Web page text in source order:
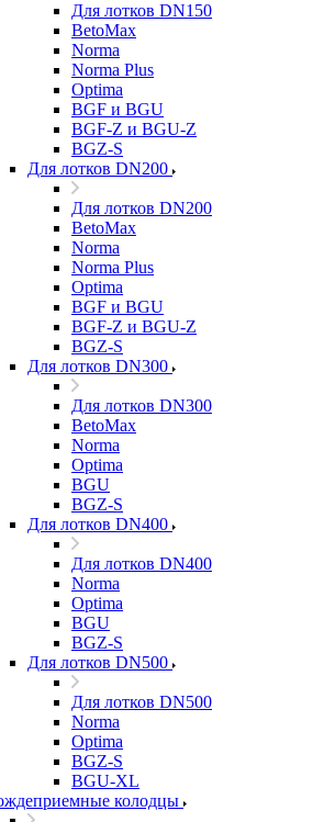
Для лотков DN150
BetoMax
Norma
Norma Plus
Optima
BGF и BGU
BGF-Z и BGU-Z
BGZ-S
Для лотков DN200
Для лотков DN200
BetoMax
Norma
Norma Plus
Optima
BGF и BGU
BGF-Z и BGU-Z
BGZ-S
Для лотков DN300
Для лотков DN300
BetoMax
Norma
Optima
BGU
BGZ-S
Для лотков DN400
Для лотков DN400
Norma
Optima
BGU
BGZ-S
Для лотков DN500
Для лотков DN500
Norma
Optima
BGZ-S
BGU-XL
колодцы